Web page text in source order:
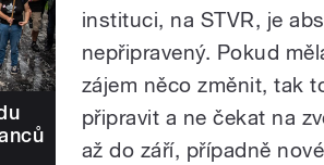
instituci, na STVR, je
nepřipravený. Pokud
zájem něco změnit, tak
připravit a ne čekat na
až do září, případně